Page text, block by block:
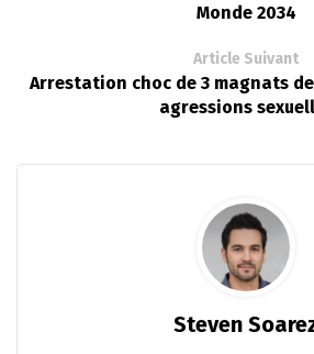
Monde 2034
Article Suivant
Arrestation choc de 3 magnats
agressions
Steven